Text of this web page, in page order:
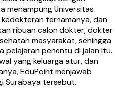
menampung Universitas
ternamanya, dan
ribuan calon dokter, dokter
masyarakat, sehingga
pelajaran penentu di jalan itu.
yang keluarga atur, dan
EduPoint menjawab
Surabaya tersebut.